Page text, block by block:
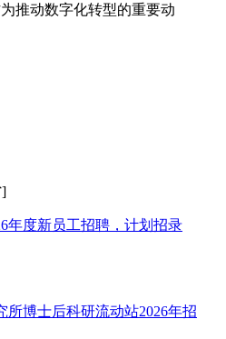
推动数字化转型的重要动
]
年度新员工招聘，计划招录
所博士后科研流动站2026年招